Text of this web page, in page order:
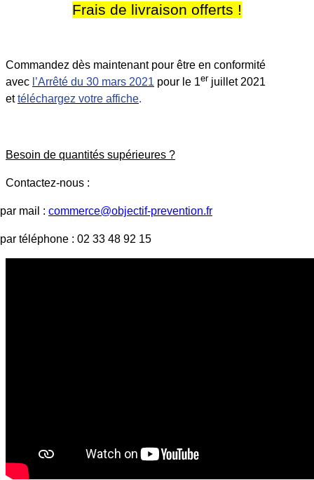
Frais de livraison offerts !
Commandez dès maintenant pour être en conformité
avec l’Arrêté du 30 mars 2021 pour le 1er juillet 2021
ettéléchargez votre affiche.
Besoin de quantités supérieures ?
Contactez-nous :
par mail : commerce@objectif-prevention.fr
par téléphone : 02 33 48 92 15